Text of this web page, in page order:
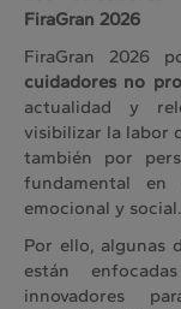
FiraGran 2026
FiraGran 2026
cuidadores no
actualidad y
visibilizar la labor
también por
fundamental
emocional y social.
Por ello, algunas
están
innovadores